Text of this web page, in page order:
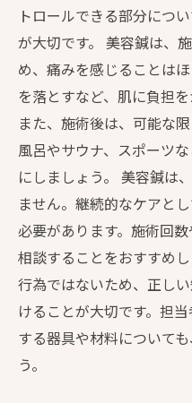
トロールできる部分につ
が大切です。 美容鍼は、
め、痛みを感じることは
を落とすなど、肌に負担
また、施術後は、可能な
風呂やサウナ、スポーツ
にしましょう。 美容鍼は
ません。継続的なケアと
必要があります。施術回
相談することをおすすめ
行為ではないため、正し
けることが大切です。担
する器具や材料について
う。